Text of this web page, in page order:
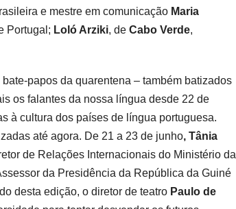
e mestre em comunicação Maria
Portugal; Loló Arziki, de Cabo Verde,
papos da quarentena – também batizados
os falantes da nossa língua desde 22 de
à cultura dos países de língua portuguesa.
até agora. De 21 a 23 de junho, Tânia
de Relações Internacionais do Ministério da
da Presidência da República da Guiné
desta edição, o diretor de teatro Paulo de